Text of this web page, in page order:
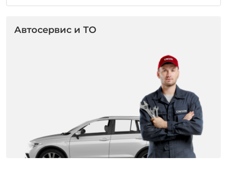
Автосервис и ТО